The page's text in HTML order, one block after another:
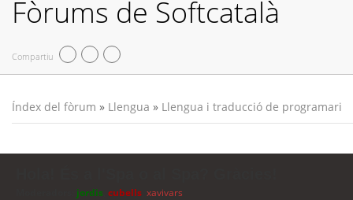
Fòrums de Softcatalà
Compartiu
Índex del fòrum » Llengua » Llengua i traducció de programari
jordis cubells xavivars